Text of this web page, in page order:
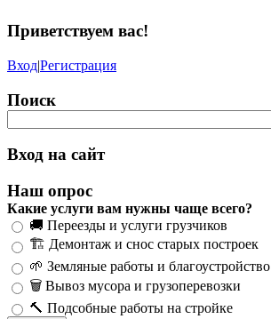
Приветствуем вас!
Вход|Регистрация
Поиск
Вход на сайт
Наш опрос
Какие услуги вам нужны чаще всего?
🚚 Переезды и услуги грузчиков
🏗️ Демонтаж и снос старых построек
🌱 Земляные работы и благоустройство
🗑️ Вывоз мусора и грузоперевозки
🔨 Подсобные работы на стройке